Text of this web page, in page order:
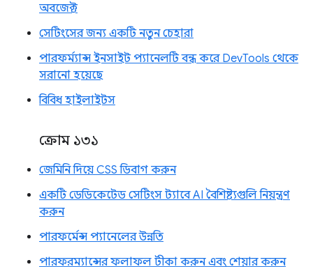
অবজেক্ট
সেটিংসের জন্য একটি নতুন চেহারা
পারফর্ম্যান্স ইনসাইট প্যানেলটি বন্ধ করে DevTools থেকে
সরানো হয়েছে
বিবিধ হাইলাইটস
ক্রোম ১৩১
জেমিনি দিয়ে CSS ডিবাগ করুন
একটি ডেডিকেটেড সেটিংস ট্যাবে AI বৈশিষ্ট্যগুলি নিয়ন্ত্রণ
করুন
পারফর্মেন্স প্যানেলের উন্নতি
পারফরম্যান্সের ফলাফল টীকা করুন এবং শেয়ার করুন